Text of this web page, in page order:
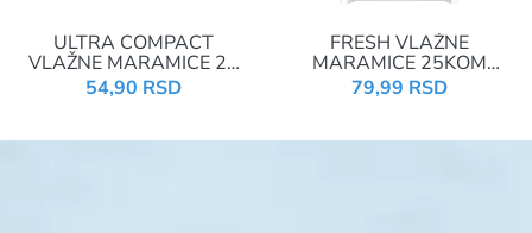
ULTRA COMPACT
VLAŽNE MARAMICE 20
KOM TRAVEL
TURQUOISE
54,90 RSD
FRESH VLAŽNE
MARAMICE 25KOM
ANTIBAKTERIAL
GLICERIN
79,99 RSD